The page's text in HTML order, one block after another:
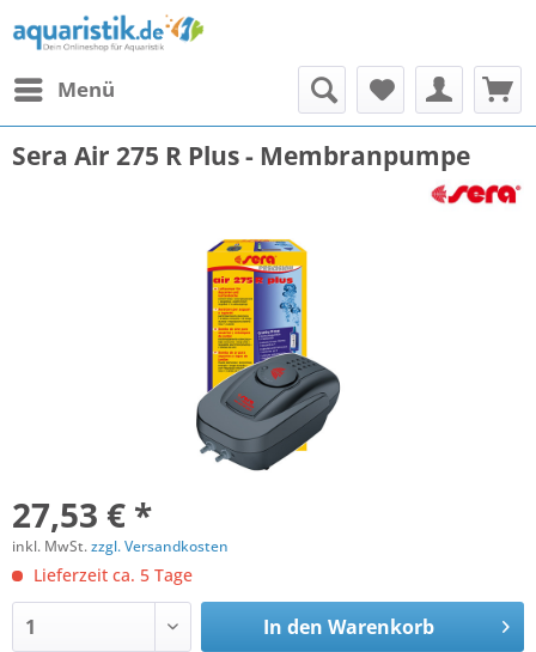
Menü
Sera Air 275 R Plus - Membranpumpe
27,53 € *
inkl. MwSt.zzgl. Versandkosten
Lieferzeit ca. 5 Tage
In den Warenkorb